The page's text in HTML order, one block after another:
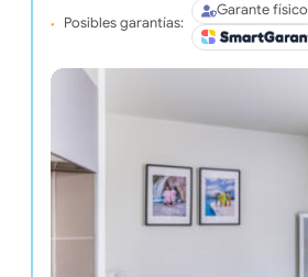
Posibles garantías:
Garante físico